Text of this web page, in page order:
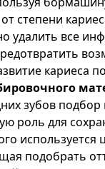
степени
удалить все
кариеса
зубов
роль для
используется
подобрать